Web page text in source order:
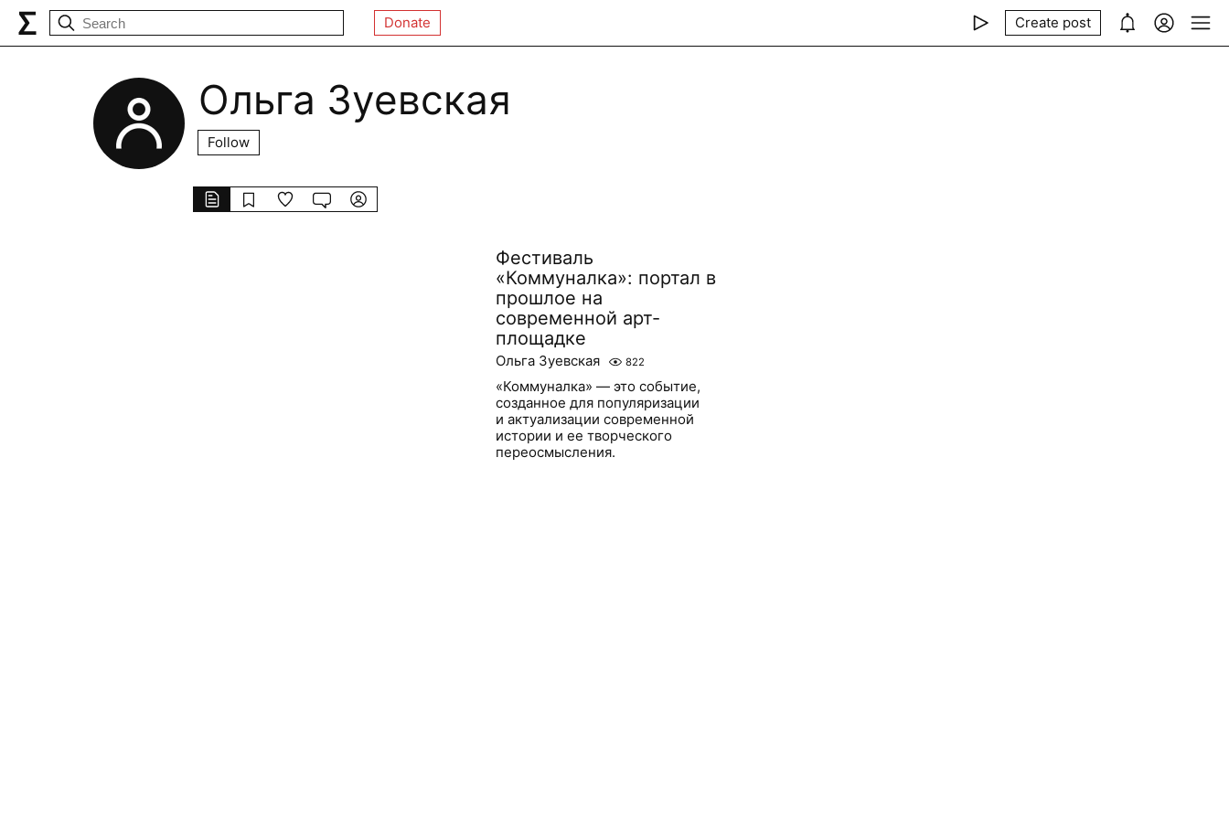
Donate Create post
Ольга Зуевская
Follow
Фестиваль
«Коммуналка»: портал в
прошлое на
современной арт-
площадке
Ольга Зуевская 822
«Коммуналка» — это событие,
созданное для популяризации
и актуализации современной
истории и ее творческого
переосмысления.